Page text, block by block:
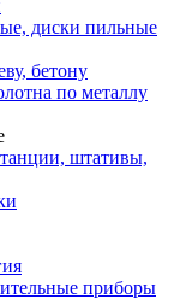
диски пильные
бетону
по металлу
штативы,
приборы